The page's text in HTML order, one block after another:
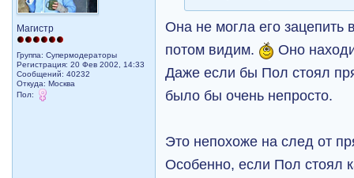
Магистр
Группа: Супермодераторы
Регистрация: 20 Фев 2002, 14:33
Сообщений: 40232
Откуда: Москва
Пол:
Она не могла его зацепить
потом видим.
Оно
Даже если бы Пол стоял
было бы очень непросто.
Это непохоже на след от
Особенно, если Пол стоял